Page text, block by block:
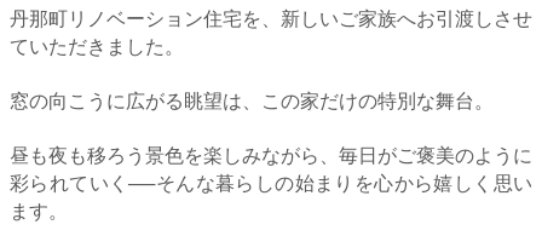
丹那町リノベーション住宅を、新しいご家族へお引渡しさせ
ていただきました。
窓の向こうに広がる眺望は、この家だけの特別な舞台。
昼も夜も移ろう景色を楽しみながら、毎日がご褒美のように
彩られていく──そんな暮らしの始まりを心から嬉しく思い
ます。